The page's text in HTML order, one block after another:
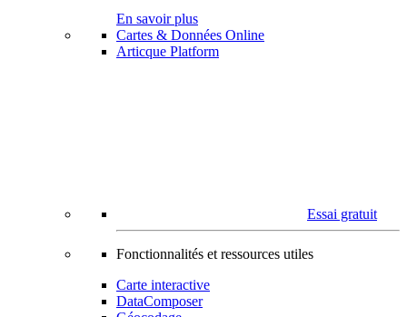
En savoir plus
Cartes & Données Online
Articque Platform
Essai gratuit
Fonctionnalités et ressources utiles
Carte interactive
DataComposer